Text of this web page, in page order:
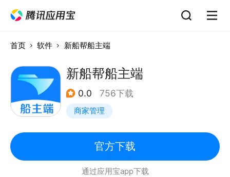
首页 软件 新船帮船主端
新船帮船主端
0.0 756下载
商家管理
官方下载
通过应用宝app下载